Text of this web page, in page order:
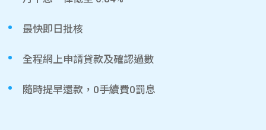
最快即日批核
全程網上申請貸款及確認過數
隨時提早還款，0手續費0罰息